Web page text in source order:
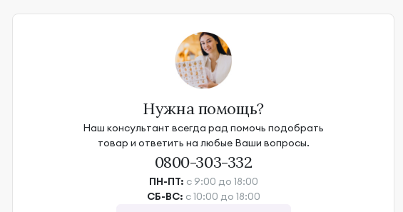
Нужна помощь?
Наш консультант всегда рад помочь подобрать
товар и ответить на любые Ваши вопросы.
0800-303-332
ПН-ПТ: с 9:00 до 18:00
СБ-ВС: с 10:00 до 18:00